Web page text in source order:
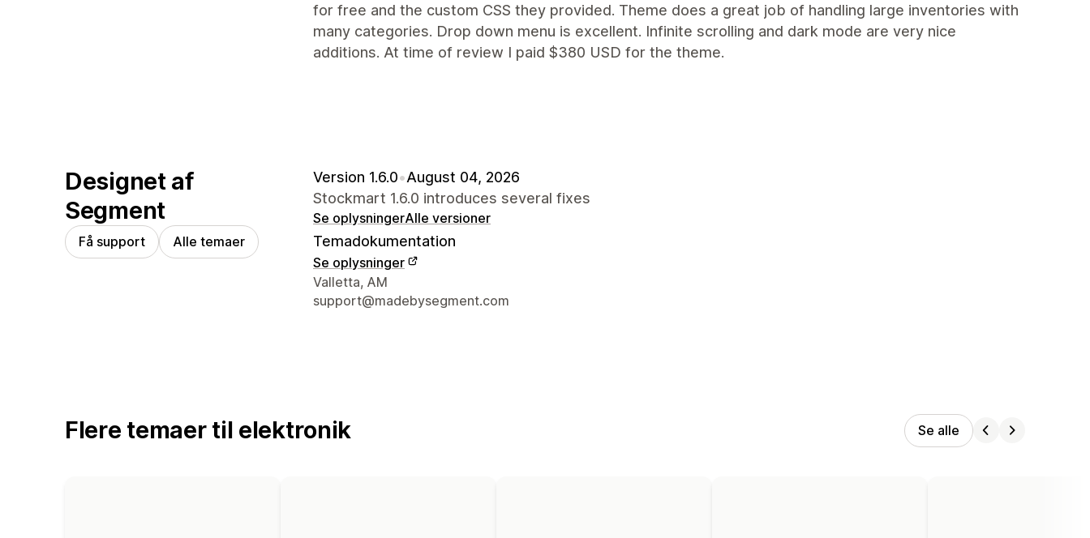
for free and the custom CSS they provided. Theme does a great job of handling large inventories with
many categories. Drop down menu is excellent. Infinite scrolling and dark mode are very nice
additions. At time of review I paid $380 USD for the theme.
Designet af
Segment
Få support Alle temaer
Version 1.6.0•August 04, 2026
Stockmart 1.6.0 introduces several fixes
Se oplysningerAlle versioner
Temadokumentation
Se oplysninger
Se kontaktoplysninger
Valletta, AM
support@madebysegment.com
Flere temaer til elektronik Se alle